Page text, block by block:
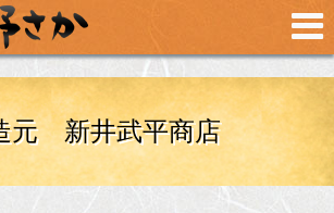
元 新井武平商店